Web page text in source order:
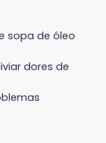
sopa de óleo
dores de